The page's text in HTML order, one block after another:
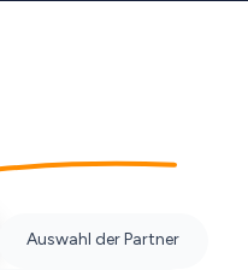
Auswahl der Partner